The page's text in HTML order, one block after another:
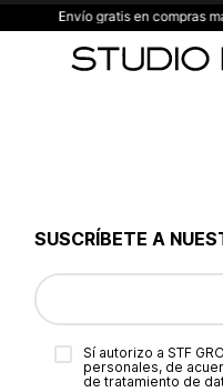
Envío gratis en compras
SUSCRÍBETE A
Sí autorizo a STF
personales, de
de tratamiento de